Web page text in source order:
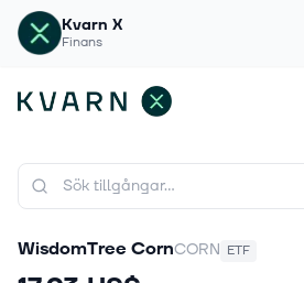
Kvarn X
Finans
WisdomTree CornCORN ETF